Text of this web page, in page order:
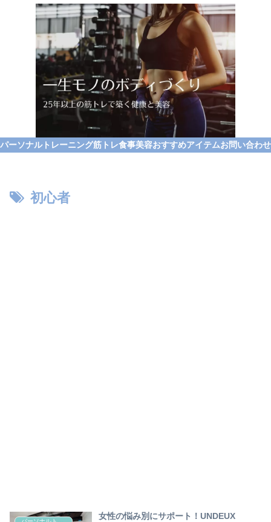
パーソナルトレーニング筋トレ食事美容おすすめアイテムお問い合わせ
初心者
女性の悩み別にサポート！UNDEUX